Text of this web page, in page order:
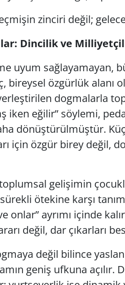
zinciri değil;
Dincilik ve
uyum sağlayamayan,
bireysel özgürlük alanı
dogmalarla
iken eğilir” söylemi,
dönüştürülmüştür.
için özgür birey değil,
gelişimin
ötekine karşı
onlar” ayrımı içinde
değil, dar çıkarları
değil bilince
geniş ufkuna